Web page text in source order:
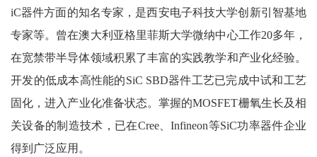
iC器件方面的知名专家，是西安电子科技大学创新引智基地
专家等。曾在澳大利亚格里菲斯大学微纳中心工作20多年，
在宽禁带半导体领域积累了丰富的实践教学和产业化经验。
开发的低成本高性能的SiC SBD器件工艺已完成中试和工艺
固化，进入产业化准备状态。掌握的MOSFET栅氧生长及相
关设备的制造技术，已在Cree、Infineon等SiC功率器件企业
得到广泛应用。